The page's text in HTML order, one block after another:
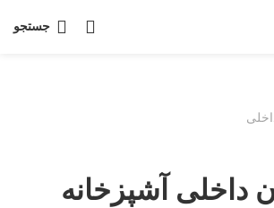
جستجو
داخلی آشپزخانه